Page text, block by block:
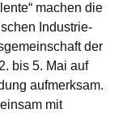
machen die
Industrie-
der
bis 5. Mai auf
aufmerksam.
mit